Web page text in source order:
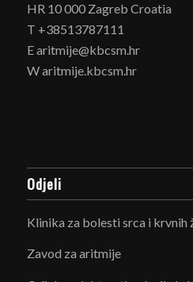
HR 10 000 Zagreb Croatia
T +38513787111
E aritmije@kbcsm.hr
W aritmije.kbcsm.hr
Odjeli
Klinika za bolesti srca i krvnih
Zavod za aritmije